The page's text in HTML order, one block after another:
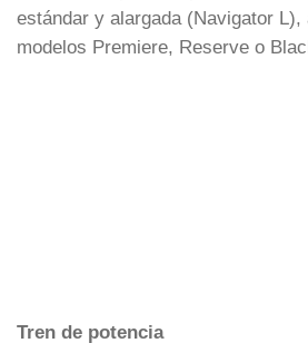
estándar y alargada (Navigator
modelos Premiere, Reserve o
Tren de potencia